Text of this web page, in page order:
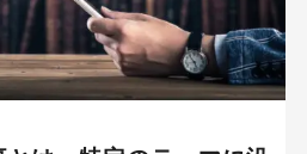
作成する時の注意点
情報を載せる